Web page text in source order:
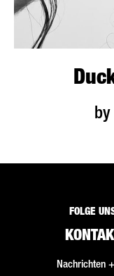
FOLGE
Nachrichten